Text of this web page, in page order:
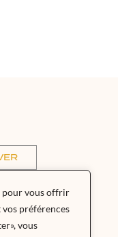
pour vous offrir
préférences
vous